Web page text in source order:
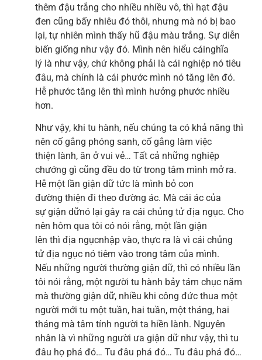
thêm đậu trắng cho nhiều nhiều vô, thì hạt đậu
đen cũng bấy nhiêu đó thôi, nhưng mà nó bị bao
lại, tự nhiên mình thấy hũ đậu màu trắng. Sự diễn
biến giống như vậy đó. Mình nên hiểu cáinghĩa
lý là như vậy, chứ không phải là cái nghiệp nó tiêu
đâu, mà chính là cái phước mình nó tăng lên đó.
Hễ phước tăng lên thì mình hưởng phước nhiều
hơn.
Như vậy, khi tu hành, nếu chúng ta có khả năng thì
nên cố gắng phóng sanh, cố gắng làm việc
thiện lành, ăn ở vui vẻ… Tất cả những nghiệp
chướng gì cũng đều do từ trong tâm mình mở ra.
Hễ một lần giận dữ tức là mình bỏ con
đường thiện đi theo đường ác. Mà cái ác của
sự giận dữnó lại gây ra cái chủng tử địa ngục. Cho
nên hôm qua tôi có nói rằng, một lần giận
lên thì địa ngụcnhập vào, thực ra là vì cái chủng
tử địa ngục nó tiêm vào trong tâm của mình.
Nếu những người thường giận dữ, thì có nhiều lần
tôi nói rằng, một người tu hành bảy tám chục năm
mà thường giận dữ, nhiều khi công đức thua một
người mới tu một tuần, hai tuần, một tháng, hai
tháng mà tâm tính người ta hiền lành. Nguyên
nhân là vì những người ưa giận dữ như vậy, thì tu
đâu họ phá đó… Tu đâu phá đó… Tu đâu phá đó…